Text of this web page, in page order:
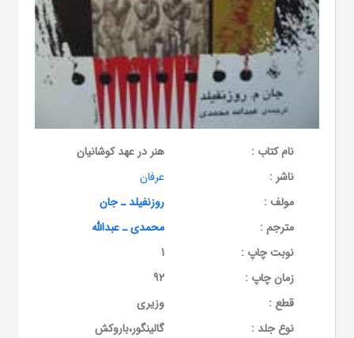
نام کتاب :
هنر در عهد کوشانیان
ناشر :
عرفان
مولف :
روزنفیلد ـ جان
مترجم :
محمدی ـ عبدالله
نوبت چاپ :
1
زمان چاپ :
92
قطع :
وزیری
نوع جلد :
گالینگور،باروکش